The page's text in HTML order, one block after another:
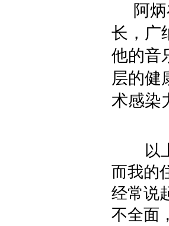
阿
长，广
他的音
层的健
术感染
以上
而我的
经常说
不全面